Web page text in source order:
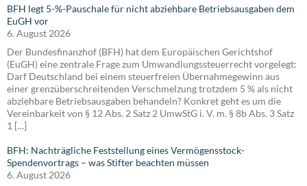
BFH legt 5-%-Pauschale für nicht abziehbare Betriebsausgaben dem
EuGH vor
6. August 2026
Der Bundesfinanzhof (BFH) hat dem Europäischen Gerichtshof
(EuGH) eine zentrale Frage zum Umwandlungssteuerrecht vorgelegt:
Darf Deutschland bei einem steuerfreien Übernahmegewinn aus
einer grenzüberschreitenden Verschmelzung trotzdem 5 % als nicht
abziehbare Betriebsausgaben behandeln? Konkret geht es um die
Vereinbarkeit von § 12 Abs. 2 Satz 2 UmwStG i. V. m. § 8b Abs. 3 Satz
1 […]
BFH: Nachträgliche Feststellung eines Vermögensstock-
Spendenvortrags – was Stifter beachten müssen
6. August 2026